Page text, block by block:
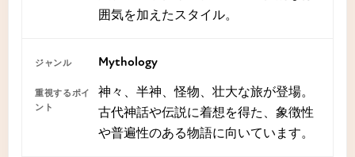
囲気を加えたスタイル。
Mythology
神々、半神、怪物、壮大な旅が登場。
古代神話や伝説に着想を得た、象徴性
や普遍性のある物語に向いています。